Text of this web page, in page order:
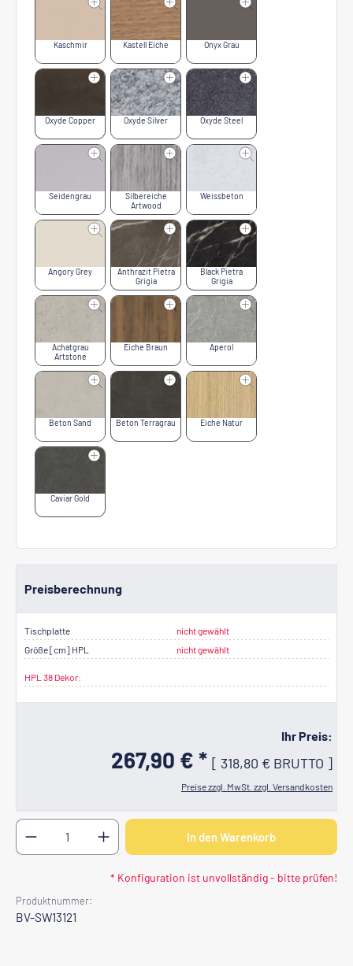
Kaschmir Kastell Eiche Onyx Grau
Oxyde Copper Oxyde Silver Oxyde Steel
Seidengrau
Silbereiche
Artwood
Weissbeton
Angory Grey
Anthrazit Pietra
Grigia
Black Pietra
Grigia
Achatgrau
Artstone
Eiche Braun Aperol
Beton Sand Beton Terragrau Eiche Natur
Caviar Gold
Preisberechnung
Tischplatte
nicht gewählt
Größe [cm] HPL
nicht gewählt
HPL 38 Dekor:
Ihr Preis:
267,90 € * [ 318,80 € BRUTTO ]
Preise zzgl. MwSt. zzgl. Versandkosten
Produkt Anzahl: Gib den gewünschten Wert ein
In den Warenkorb
* Konfiguration ist unvollständig - bitte prüfen!
Produktnummer:
BV-SW13121